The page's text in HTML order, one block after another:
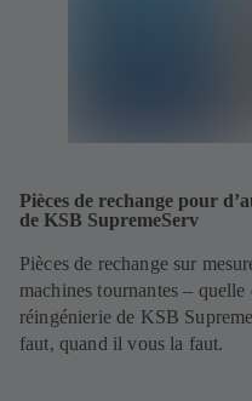
Pièces de rechange pour
de KSB SupremeServ
Pièces de rechange sur
machines tournantes –
réingénierie de KSB
faut, quand il vous la faut.